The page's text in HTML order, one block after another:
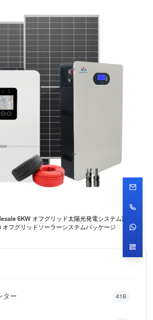
6KW オフグリッド太陽光発電システム家庭用
オフグリッドソーラーシステムパッケージ
ター 416